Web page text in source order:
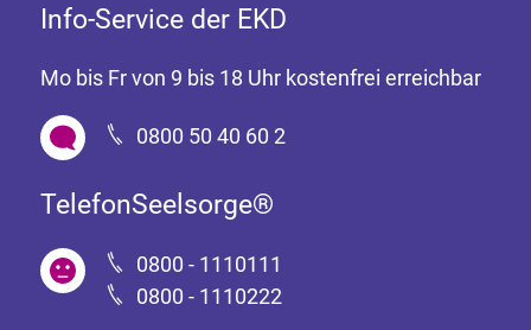
Info-Service der EKD
Mo bis Fr von 9 bis 18 Uhr kostenfrei erreichbar
0800 50 40 60 2
TelefonSeelsorge®
0800 - 1110111
0800 - 1110222